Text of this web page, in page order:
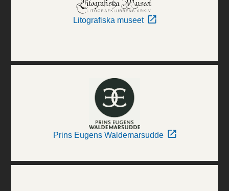
Litografiska museet
Prins Eugens Waldemarsudde